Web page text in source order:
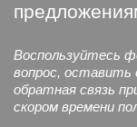
Воспользуйтесь
вопрос, оставить
обратная связь
скором времени